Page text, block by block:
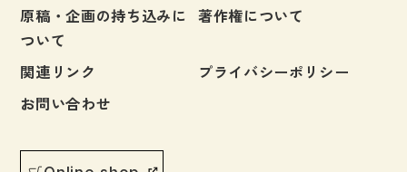
日本語学習関連副読本
日本事情
定期刊行物
原稿・企画の持ち込みに
ついて
著作権について
関連リンク
プライバシーポリシー
お問い合わせ